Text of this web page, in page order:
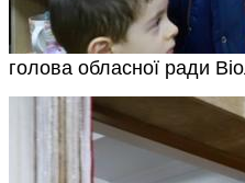
голова обласної ради